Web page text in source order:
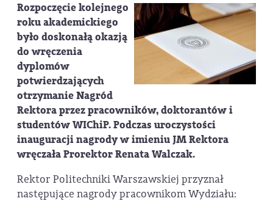
Rozpoczęcie kolejnego
roku akademickiego
było doskonałą okazją
do wręczenia
dyplomów
potwierdzających
otrzymanie Nagród
Rektora przez pracowników, doktorantów i
studentów WIChiP. Podczas uroczystości
inauguracji nagrody w imieniu JM Rektora
wręczała Prorektor Renata Walczak.
Rektor Politechniki Warszawskiej przyznał
następujące nagrody pracownikom Wydziału: